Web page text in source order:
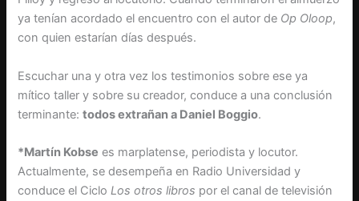
ya tenían acordado el encuentro con el autor de Op Oloop,
con quien estarían días después.
Escuchar una y otra vez los testimonios sobre ese ya
mítico taller y sobre su creador, conduce a una conclusión
terminante:todos extrañan a Daniel Boggio.
*Martín Kobse es marplatense, periodista y locutor.
Actualmente, se desempeña en Radio Universidad y
conduce el CicloLos otros libros por el canal de televisión